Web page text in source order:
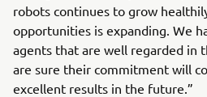
robots continues to grow
opportunities is expanding. We
agents that are well regarded in
are sure their commitment will
excellent results in the future.”